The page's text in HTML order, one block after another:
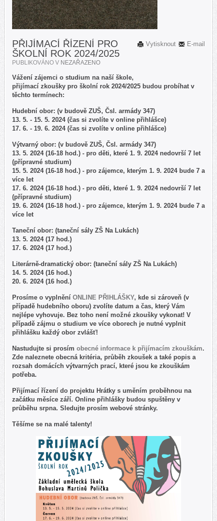
E-mail
Vytisknout
PŘIJÍMACÍ ŘÍZENÍ PRO
ŠKOLNÍ ROK 2024/2025
PUBLIKOVÁNO V NEZAŘAZENO
Vážení zájemci o studium na naší škole,
přijímací zkoušky pro školní rok 2024/2025 budou probíhat v
těchto termínech:
Hudební obor: (v budově ZUŠ, Čsl. armády 347)
13. 5. - 15. 5. 2024 (čas si zvolíte v online přihlášce)
17. 6. - 19. 6. 2024 (čas si zvolíte v online přihlášce)
Výtvarný obor: (v budově ZUŠ, Čsl. armády 347)
13. 5. 2024 (16-18 hod.) - pro děti, které 1. 9. 2024 nedovrší 7 let
(přípravné studium)
15. 5. 2024 (16-18 hod.) - pro zájemce, kterým 1. 9. 2024 bude 7 a
více let
17. 6. 2024 (16-18 hod.) - pro děti, které 1. 9. 2024 nedovrší 7 let
(přípravné studium)
19. 6. 2024 (16-18 hod.) - pro zájemce, kterým 1. 9. 2024 bude 7 a
více let
Taneční obor: (taneční sály ZŠ Na Lukách)
13. 5. 2024 (17 hod.)
17. 6. 2024 (17 hod.)
Literárně-dramatický obor: (taneční sály ZŠ Na Lukách)
14. 5. 2024 (16 hod.)
20. 6. 2024 (16 hod.)
Prosíme o vyplnění ONLINE PŘIHLÁŠKY, kde si zároveň (v
případě hudebního oboru) zvolíte datum a čas, který Vám
nejlépe vyhovuje. Bez toho není možné zkoušky vykonat! V
případě zájmu o studium ve více oborech je nutné vyplnit
přihlášku každý obor zvlášť!
Nastudujte si prosím obecné informace k přijímacím zkouškám.
Zde naleznete obecná kritéria, průběh zkoušek a také popis a
rozsah domácích výtvarných prací, které jsou ke zkouškám
potřeba.
Přijímací řízení do projektu Hrátky s uměním proběhnou na
začátku měsíce září. Online přihlášky budou spuštěny v
průběhu srpna. Sledujte prosím webové stránky.
Těšíme se na malé talenty!